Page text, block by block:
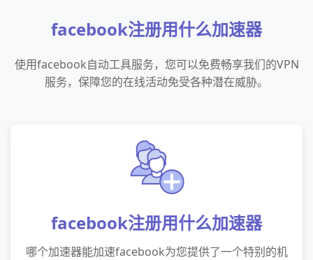
facebook注册用什么加速器
使用facebook自动工具服务，您可以免费畅享我们的VPN
服务，保障您的在线活动免受各种潜在威胁。
facebook注册用什么加速器
哪个加速器能加速facebook为您提供了一个特别的机